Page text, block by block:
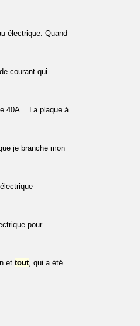
électrique. Quand
courant qui
40A... La plaque à
je branche mon
pour
et tout, qui a été